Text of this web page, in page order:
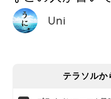
Uni
テラソルか